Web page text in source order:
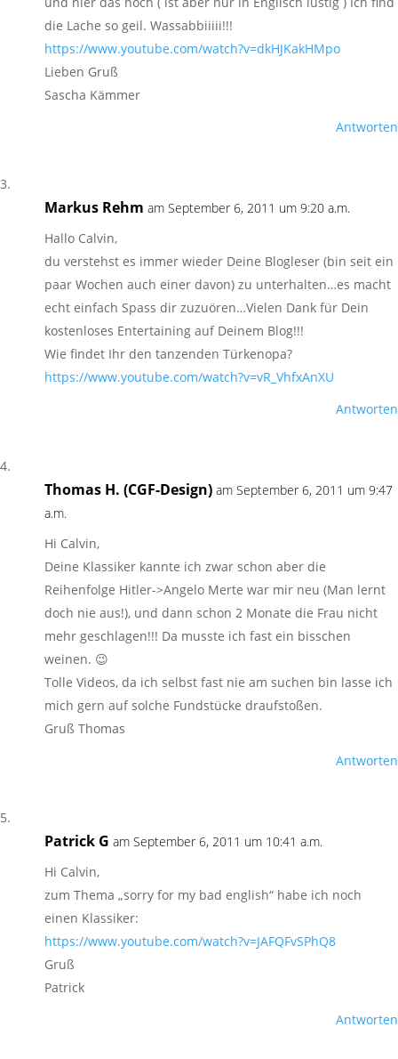
die Lache so geil. Wassabbiiiii!!!
https://www.youtube.com/watch?v=dkHJKakHMpo
Lieben Gruß
Sascha Kämmer
Antworten
Markus Rehm am September 6, 2011 um 9:20 a.m.
Hallo Calvin,
du verstehst es immer wieder Deine Blogleser (bin seit ein
paar Wochen auch einer davon) zu unterhalten…es macht
echt einfach Spass dir zuzuören…Vielen Dank für Dein
kostenloses Entertaining auf Deinem Blog!!!
Wie findet Ihr den tanzenden Türkenopa?
https://www.youtube.com/watch?v=vR_VhfxAnXU
Antworten
Thomas H. (CGF-Design) am September 6, 2011 um 9:47
a.m.
Hi Calvin,
Deine Klassiker kannte ich zwar schon aber die
Reihenfolge Hitler->Angelo Merte war mir neu (Man lernt
doch nie aus!), und dann schon 2 Monate die Frau nicht
mehr geschlagen!!! Da musste ich fast ein bisschen
weinen. 😉
Tolle Videos, da ich selbst fast nie am suchen bin lasse ich
mich gern auf solche Fundstücke draufstoßen.
Gruß Thomas
Antworten
Patrick G am September 6, 2011 um 10:41 a.m.
Hi Calvin,
zum Thema „sorry for my bad english“ habe ich noch
einen Klassiker:
https://www.youtube.com/watch?v=JAFQFvSPhQ8
Gruß
Patrick
Antworten